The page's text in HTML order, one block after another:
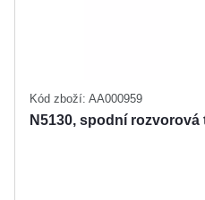
Kód zboží: AA000959
N5130, spodní rozvorová